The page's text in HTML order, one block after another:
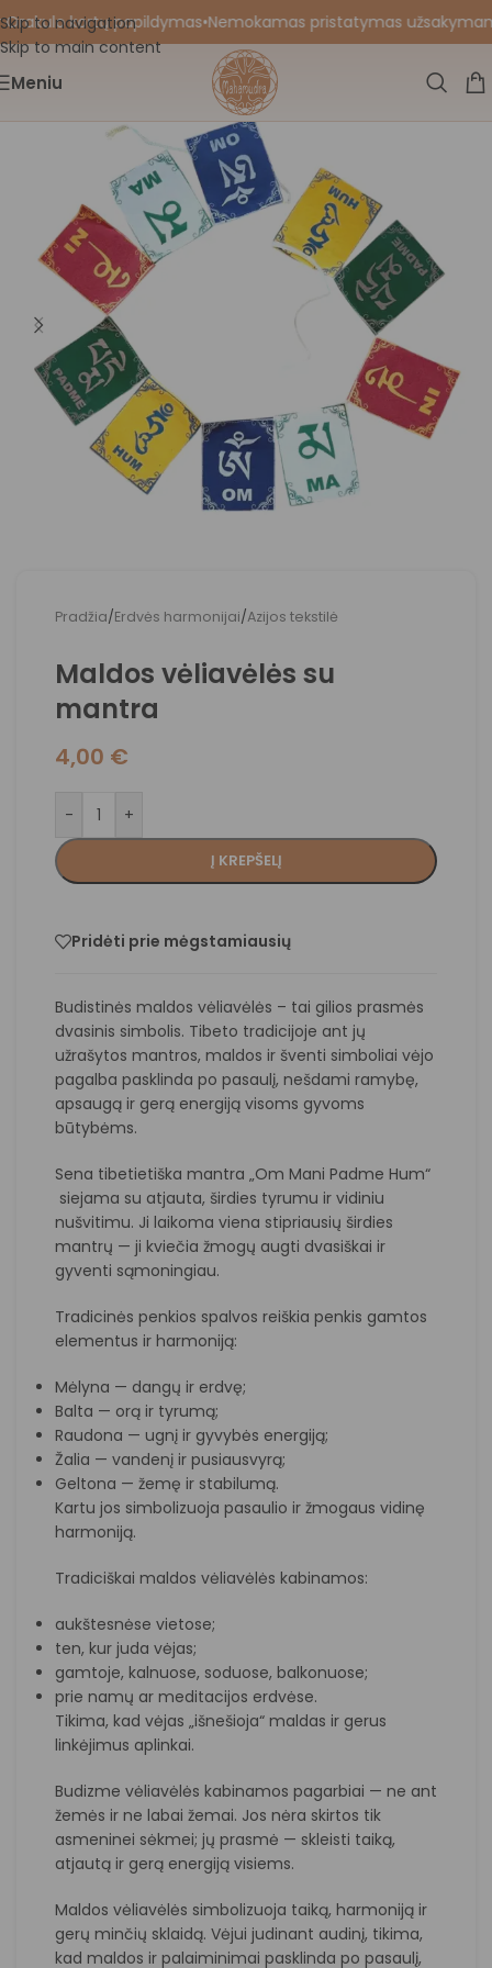
Skip to navigation
Skip to main content
kortų papildymas•Nemokamas pristatymas
Meniu
Pradžia/Erdvės harmonijai/Azijos tekstilė
Maldos vėliavėlės su
mantra
4,00 €
- +
Į KREPŠELĮ
Pridėti prie mėgstamiausių
Budistinės maldos vėliavėlės – tai gilios prasmės
dvasinis simbolis. Tibeto tradicijoje ant jų
užrašytos mantros, maldos ir šventi simboliai vėjo
pagalba pasklinda po pasaulį, nešdami ramybę,
apsaugą ir gerą energiją visoms gyvoms
būtybėms.
Sena tibetietiška mantra „Om Mani Padme Hum“
siejama su atjauta, širdies tyrumu ir vidiniu
nušvitimu. Ji laikoma viena stipriausių širdies
mantrų — ji kviečia žmogų augti dvasiškai ir
gyventi sąmoningiau.
Tradicinės penkios spalvos reiškia penkis gamtos
elementus ir harmoniją:
Mėlyna — dangų ir erdvę;
Balta — orą ir tyrumą;
Raudona — ugnį ir gyvybės energiją;
Žalia — vandenį ir pusiausvyrą;
Geltona — žemę ir stabilumą.
Kartu jos simbolizuoja pasaulio ir žmogaus vidinę
harmoniją.
Tradiciškai maldos vėliavėlės kabinamos:
aukštesnėse vietose;
ten, kur juda vėjas;
gamtoje, kalnuose, soduose, balkonuose;
prie namų ar meditacijos erdvėse.
Tikima, kad vėjas „išnešioja“ maldas ir gerus
linkėjimus aplinkai.
Budizme vėliavėlės kabinamos pagarbiai — ne ant
žemės ir ne labai žemai. Jos nėra skirtos tik
asmeninei sėkmei; jų prasmė — skleisti taiką,
atjautą ir gerą energiją visiems.
Maldos vėliavėlės simbolizuoja taiką, harmoniją ir
gerų minčių sklaidą. Vėjui judinant audinį, tikima,
kad maldos ir palaiminimai pasklinda po pasaulį,